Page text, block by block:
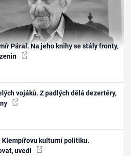
Páral. Na jeho knihy se stály fronty,
vojáků. Z padlých dělá dezertéry,
Klempířovu kulturní politiku.
uvedl